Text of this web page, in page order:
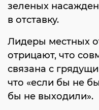
зеленых
в отставку.
Лидеры местных
отрицают, что
связана с
что «если бы не
бы не выходили».